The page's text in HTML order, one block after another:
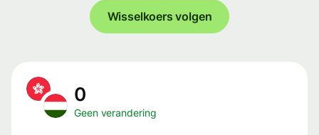
Wisselkoers volgen
0
Geen verandering